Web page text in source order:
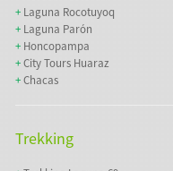
+ Laguna Rocotuyoq
+ Laguna Parón
+ Honcopampa
+City Tours Huaraz
+Chacas
Trekking